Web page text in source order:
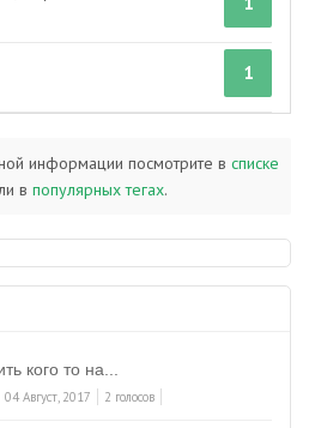
1
информации посмотрите в списке
в популярных тегах.
кого то на...
04 Август, 2017 2 голосов